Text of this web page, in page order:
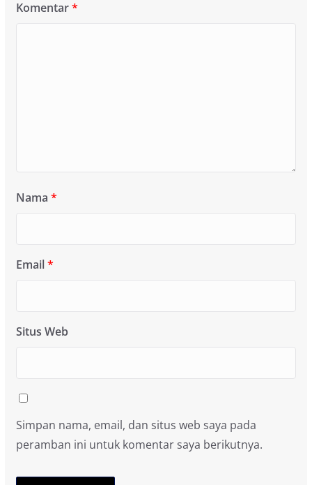
Komentar*
Nama *
Email*
Situs Web
Simpan nama, email, dan situs web saya pada
peramban ini untuk komentar saya berikutnya.